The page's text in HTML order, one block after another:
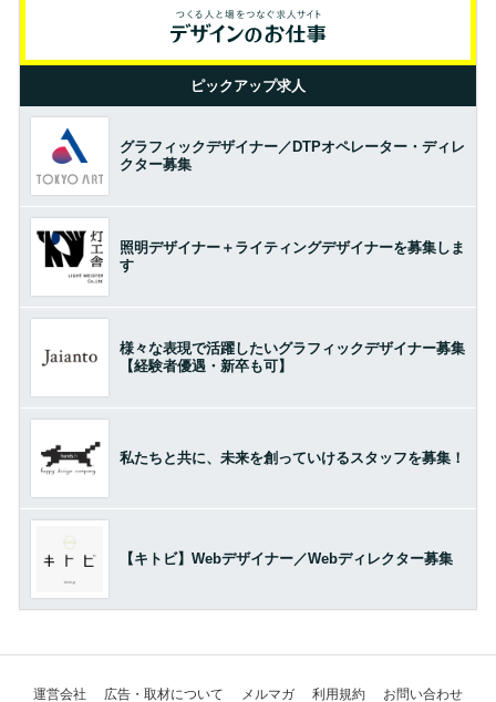
ピックアップ求人
グラフィックデザイナー／DTPオペレーター・ディレ
クター募集
照明デザイナー＋ライティングデザイナーを募集しま
す
様々な表現で活躍したいグラフィックデザイナー募集
【経験者優遇・新卒も可】
私たちと共に、未来を創っていけるスタッフを募集！
【キトビ】Webデザイナー／Webディレクター募集
運営会社 広告・取材について メルマガ 利用規約 お問い合わせ